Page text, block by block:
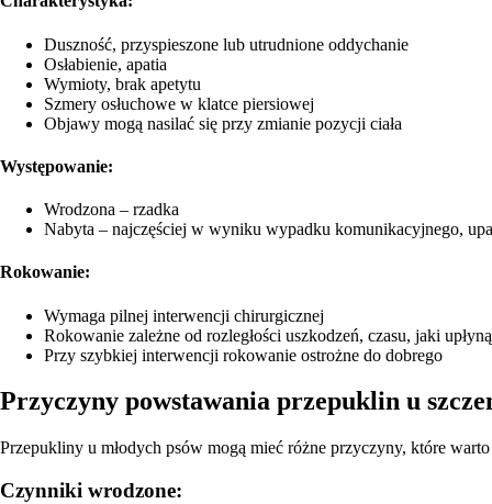
Duszność, przyspieszone lub utrudnione oddychanie
Osłabienie, apatia
Wymioty, brak apetytu
Szmery osłuchowe w klatce piersiowej
Objawy mogą nasilać się przy zmianie pozycji ciała
Występowanie:
Wrodzona – rzadka
Nabyta – najczęściej w wyniku wypadku komunikacyjnego,
Rokowanie:
Wymaga pilnej interwencji chirurgicznej
Rokowanie zależne od rozległości uszkodzeń, czasu, jaki
Przy szybkiej interwencji rokowanie ostrożne do dobrego
Przyczyny powstawania przepuklin u
Przepukliny u młodych psów mogą mieć różne przyczyny, które
Czynniki wrodzone: